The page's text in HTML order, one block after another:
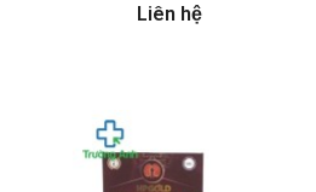
Liên hệ